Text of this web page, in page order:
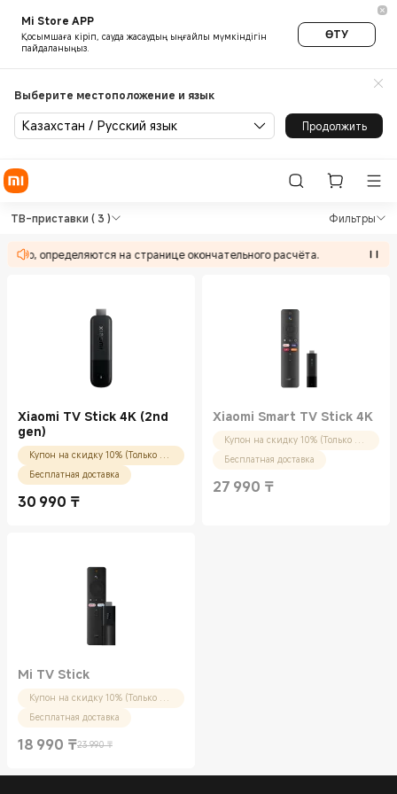
Mi Store APP
Қосымшаға кіріп, сауда жасаудың ыңғайлы мүмкіндігін
пайдаланыңыз.
ӨТУ
Выберите местоположение и язык
Казахстан / Русский язык Продолжить
Shop Телевизоры и
ТВ-приставки ( 3 ) Фильтры
определяются на странице окончательного расчёта.
Shop Телевизоры и Бытовая
Xiaomi TV Stick 4K (2nd
gen)
Купон на скидку 10% (Только для новых пользователей)
Бесплатная доставка
30 990 ₸
Current Price ₸30990.00
Xiaomi Smart TV Stick 4K
Купон на скидку 10% (Только для новых пользователей)
Бесплатная доставка
27 990 ₸
Current Price ₸27990.00
Mi TV Stick
Купон на скидку 10% (Только для новых пользователей)
Бесплатная доставка
18 990 ₸
Current Price ₸18990.00
23 990 ₸
Рекомендованная цена 23 990 ₸